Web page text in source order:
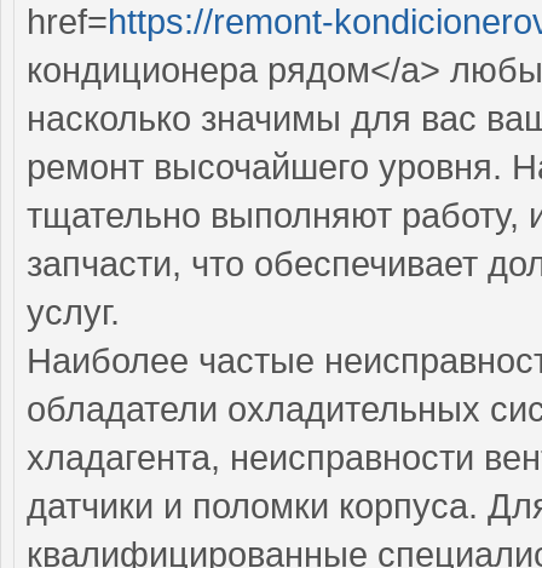
href=https://remont-
кондиционера рядом</a>
насколько значимы для вас
ремонт высочайшего уровня.
тщательно выполняют работу,
запчасти, что обеспечивает
услуг.
Наиболее частые
обладатели охладительных
хладагента, неисправности
датчики и поломки корпуса.
квалифицированные